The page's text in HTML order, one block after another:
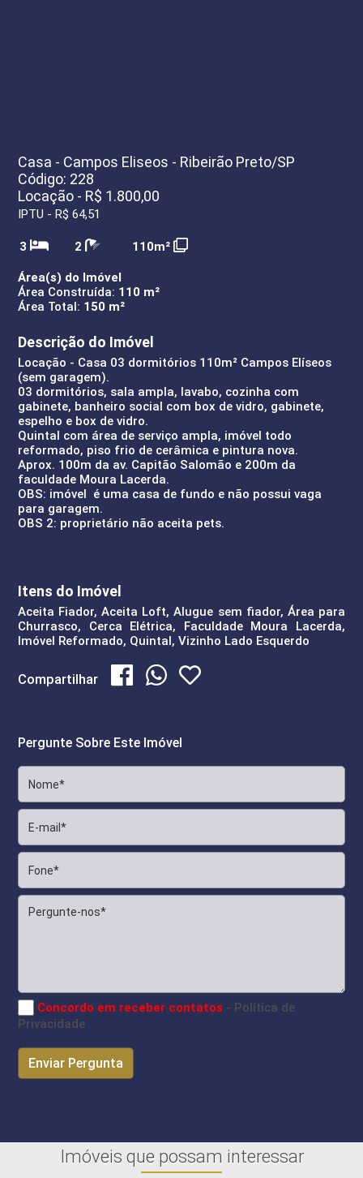
Casa - Campos Eliseos - Ribeirão Preto/SP
Código: 228
Locação - R$ 1.800,00
IPTU - R$ 64,51
3 2 110m²
Área(s) do Imóvel
Área Construída: 110 m²
Área Total: 150 m²
Descrição do Imóvel
Locação - Casa 03 dormitórios 110m² Campos Elíseos
(sem garagem).
03 dormitórios, sala ampla, lavabo, cozinha com
gabinete, banheiro social com box de vidro, gabinete,
espelho e box de vidro.
Quintal com área de serviço ampla, imóvel todo
reformado, piso frio de cerâmica e pintura nova.
Aprox. 100m da av. Capitão Salomão e 200m da
faculdade Moura Lacerda.
OBS: imóvel é uma casa de fundo e não possui vaga
para garagem.
OBS 2: proprietário não aceita pets.
Itens do Imóvel
Aceita Fiador, Aceita Loft, Alugue sem fiador, Área para
Churrasco, Cerca Elétrica, Faculdade Moura Lacerda,
Imóvel Reformado, Quintal, Vizinho Lado Esquerdo
Compartilhar
Pergunte Sobre Este Imóvel
Concordo em receber contatos - Política de
Privacidade
Imóveis que possam interessar